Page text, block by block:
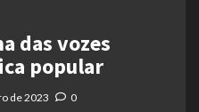
das vozes
popular
de 2023 0